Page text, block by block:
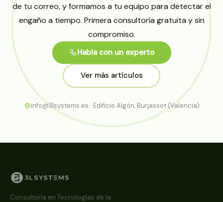
de tu correo, y formamos a tu equipo para detectar el
engaño a tiempo. Primera consultoría gratuita y sin
compromiso.
Habla con un experto
Ver más artículos
info@3lsystems.es · Edificio Algón, Burjassot (Valencia)
Consultoría en Tecnologías de la